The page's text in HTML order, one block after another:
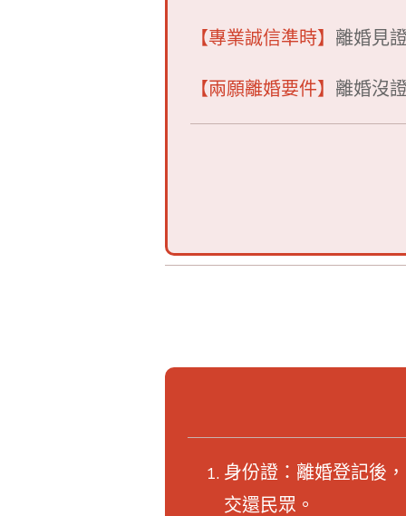
【專業誠信準時】 離婚見
【兩願離婚要件】 離婚沒
身份證：離婚登記後
交還民眾。